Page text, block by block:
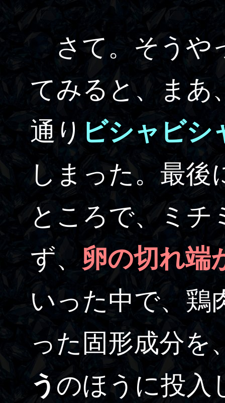
さて。そうや
てみると、まあ
通り ビシャビシ
しまった。最後
ところで、ミチ
ず、卵の切れ端
いった中で、鶏
った固形成分を
う のほうに投入